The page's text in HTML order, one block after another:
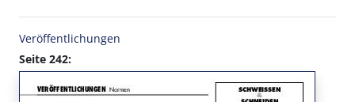
Veröffentlichungen
Seite 242: